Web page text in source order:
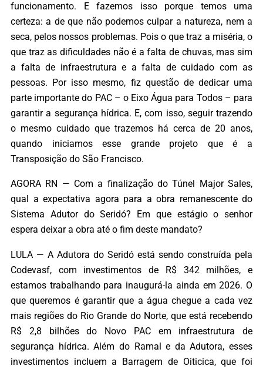
funcionamento. E fazemos isso porque temos uma
certeza: a de que não podemos culpar a natureza, nem a
seca, pelos nossos problemas. Pois o que traz a miséria, o
que traz as dificuldades não é a falta de chuvas, mas sim
a falta de infraestrutura e a falta de cuidado com as
pessoas. Por isso mesmo, fiz questão de dedicar uma
parte importante do PAC – o Eixo Água para Todos – para
garantir a segurança hídrica. E, com isso, seguir trazendo
o mesmo cuidado que trazemos há cerca de 20 anos,
quando iniciamos esse grande projeto que é a
Transposição do São Francisco.
AGORA RN — Com a finalização do Túnel Major Sales,
qual a expectativa agora para a obra remanescente do
Sistema Adutor do Seridó? Em que estágio o senhor
espera deixar a obra até o fim deste mandato?
LULA — A Adutora do Seridó está sendo construída pela
Codevasf, com investimentos de R$ 342 milhões, e
estamos trabalhando para inaugurá-la ainda em 2026. O
que queremos é garantir que a água chegue a cada vez
mais regiões do Rio Grande do Norte, que está recebendo
R$ 2,8 bilhões do Novo PAC em infraestrutura de
segurança hídrica. Além do Ramal e da Adutora, esses
investimentos incluem a Barragem de Oiticica, que foi